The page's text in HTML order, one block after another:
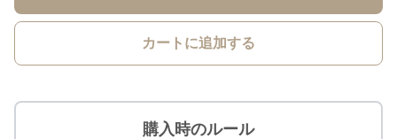
カートに追加する
購入時のルール